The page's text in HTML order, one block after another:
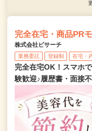
完全在宅・商品PR
株式会社ビサーチ
業務委託 登録制 在宅・
完全在宅OK！スマホ
験歓迎♪履歴書・面接